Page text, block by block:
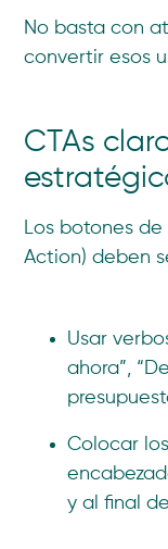
No basta con
convertir esos
CTAs
Los botones
Action) deben
Usar
ahora”,
Colocar
y al final